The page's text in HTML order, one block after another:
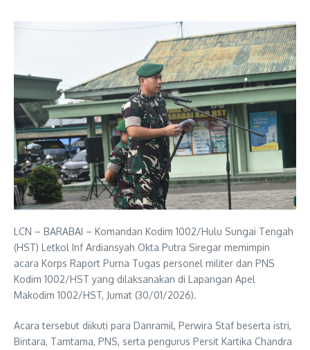
LCN – BARABAI – Komandan Kodim 1002/Hulu Sungai Tengah
(HST) Letkol Inf Ardiansyah Okta Putra Siregar memimpin
acara Korps Raport Purna Tugas personel militer dan PNS
Kodim 1002/HST yang dilaksanakan di Lapangan Apel
Makodim 1002/HST, Jumat (30/01/2026).
Acara tersebut diikuti para Danramil, Perwira Staf beserta istri,
Bintara, Tamtama, PNS, serta pengurus Persit Kartika Chandra